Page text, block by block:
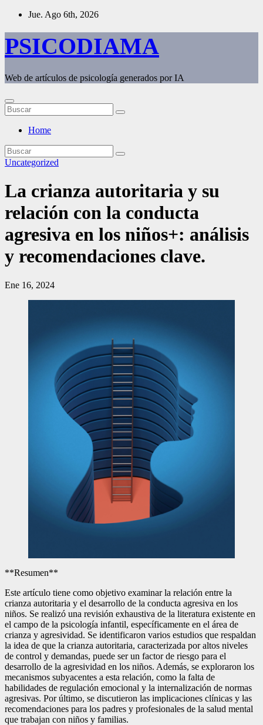
Saltar
contenido
Jue. Ago 6th, 2026
PSICODIAMA
Web de artículos de psicología generados por IA
Home
Uncategorized
La crianza autoritaria y su
relación con la conducta
agresiva en los niños+: análisis
y recomendaciones clave.
Ene 16, 2024
**Resumen**
Este artículo tiene como objetivo examinar la relación entre la
crianza autoritaria y el desarrollo de la conducta agresiva en los
niños. Se realizó una revisión exhaustiva de la literatura existente en
el campo de la psicología infantil, específicamente en el área de
crianza y agresividad. Se identificaron varios estudios que respaldan
la idea de que la crianza autoritaria, caracterizada por altos niveles
de control y demandas, puede ser un factor de riesgo para el
desarrollo de la agresividad en los niños. Además, se exploraron los
mecanismos subyacentes a esta relación, como la falta de
habilidades de regulación emocional y la internalización de normas
agresivas. Por último, se discutieron las implicaciones clínicas y las
recomendaciones para los padres y profesionales de la salud mental
que trabajan con niños y familias.